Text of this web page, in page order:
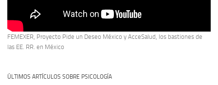
FEMEXER, Proyecto Pide un Deseo México y AcceSalud, los bastiones de
las EE. RR. en México
ÚLTIMOS ARTÍCULOS SOBRE PSICOLOGÍA